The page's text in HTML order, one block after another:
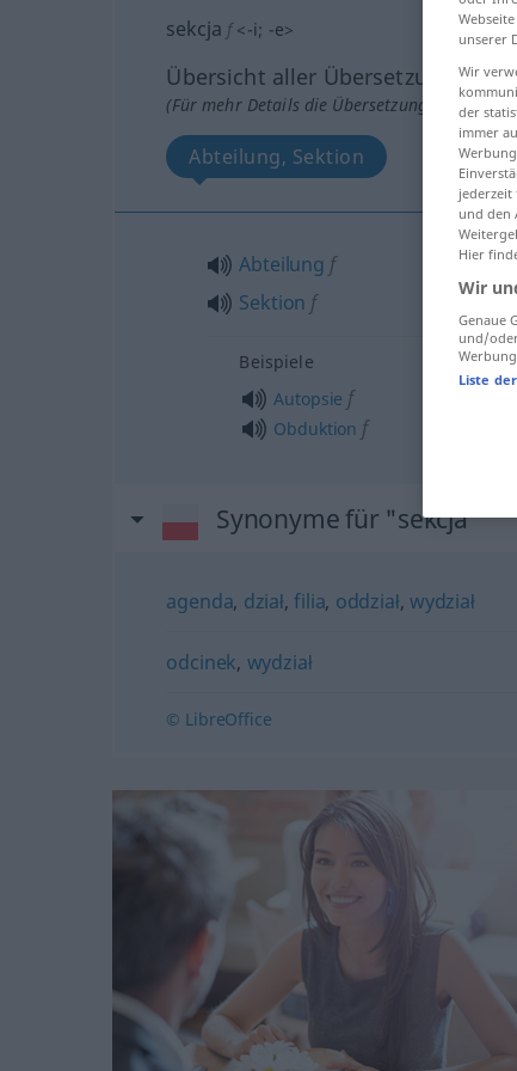
sekcja f <-i; -e>
Übersicht aller Übersetzungen
(Für mehr Details die Übersetzung anklicken/
Abteilung, Sektion
Abteilung f
Sektion f
Beispiele
Autopsie f
Obduktion f
Synonyme für "sekcja"
agenda, dział,filia, oddział, wydział
odcinek, wydział
© LibreOffice
unserer
Wir
der
immer
jederzeit
und den
Hier
Wir
Genaue
und/
Liste